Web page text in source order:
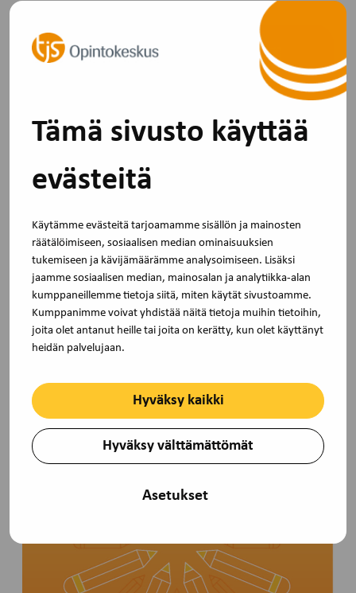
Tämä sivusto käyttää
evästeitä
Käytämme evästeitä tarjoamamme sisällön ja mainosten
räätälöimiseen, sosiaalisen median ominaisuuksien
tukemiseen ja kävijämäärämme analysoimiseen. Lisäksi
jaamme sosiaalisen median, mainosalan ja analytiikka-alan
kumppaneillemme tietoja siitä, miten käytät sivustoamme.
Kumppanimme voivat yhdistää näitä tietoja muihin tietoihin,
joita olet antanut heille tai joita on kerätty, kun olet käyttänyt
heidän palvelujaan.
Hyväksy kaikki
Hyväksy välttämättömät
Asetukset
22.11.2022
Puheenjohtaja toiminnan ohjaajana
Opas antaa puheenjohtajalle tukea toimivan ja
tavoitteellisen tiimin ja yhteistyön…